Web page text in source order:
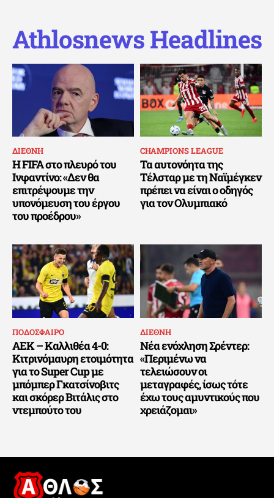
Athlosnews Headlines
ΔΙΕΘΝΗ
Η FIFA στο πλευρό του
Ινφαντίνο: «Δεν θα
επιτρέψουμε την
υπονόμευση του έργου
του προέδρου»
CHAMPIONS LEAGUE
Τα αυτονόητα της
Τέλσταρ με τη Ναϊμέγκεν
πρέπει να είναι ο οδηγός
για τον Ολυμπιακό
ΠΟΔΟΣΦΑΙΡΟ
ΑΕΚ – Καλλιθέα 4-0:
Κιτρινόμαυρη ετοιμότητα
για το Super Cup με
μπόμπερ Γκατσίνοβιτς
και σκόρερ Βιτάλις στο
ντεμπούτο του
ΔΙΕΘΝΗ
Νέα ενόχληση Σρέντερ:
«Περιμένω να
τελειώσουν οι
μεταγραφές, ίσως τότε
έχω τους αμυντικούς που
χρειάζομαι»